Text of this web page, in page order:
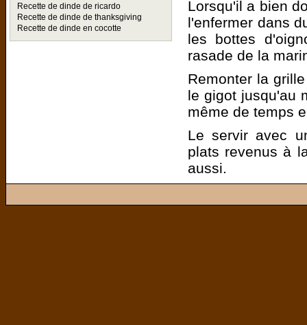
Recette de dinde de ricardo
Recette de dinde de thanksgiving
Recette de dinde en cocotte
Lorsqu'il a bien
l'enfermer dans
les bottes
rasade de la
Remonter la
le gigot jusqu'au
même de temps
Le servir avec
plats revenus à
aussi.